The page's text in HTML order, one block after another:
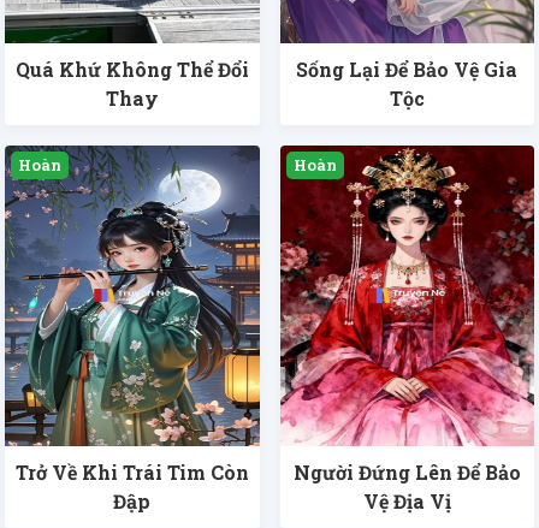
Quá Khứ Không Thể Đổi
Thay
Sống Lại Để Bảo Vệ Gia
Tộc
Trở Về Khi Trái Tim Còn
Đập
Người Đứng Lên Để Bảo
Vệ Địa Vị